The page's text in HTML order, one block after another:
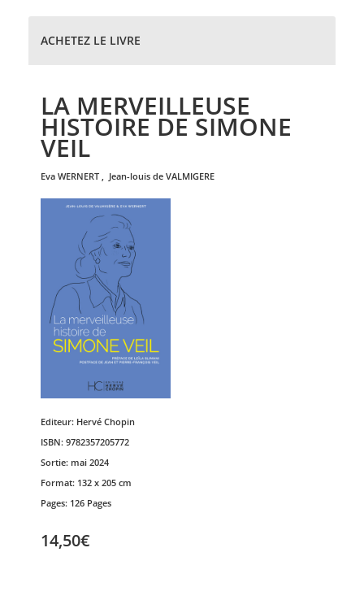
ACHETEZ LE LIVRE
LA MERVEILLEUSE
HISTOIRE DE SIMONE
VEIL
eva WERNERT , jean-louis de VALMIGERE
Editeur: Hervé Chopin
ISBN: 9782357205772
Sortie: mai 2024
Format: 132 x 205 cm
Pages: 126 Pages
14,50€